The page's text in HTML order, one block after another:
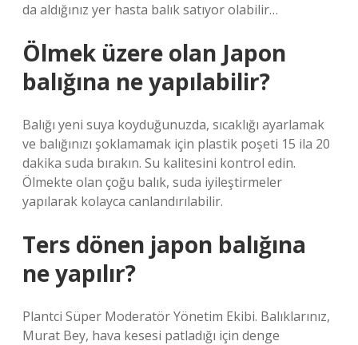
da aldığınız yer hasta balık satıyor olabilir…
Ölmek üzere olan Japon
balığına ne yapılabilir?
Balığı yeni suya koyduğunuzda, sıcaklığı ayarlamak
ve balığınızı şoklamamak için plastik poşeti 15 ila 20
dakika suda bırakın. Su kalitesini kontrol edin.
Ölmekte olan çoğu balık, suda iyileştirmeler
yapılarak kolayca canlandırılabilir.
Ters dönen japon balığına
ne yapılır?
Plantci Süper Moderatör Yönetim Ekibi. Balıklarınız,
Murat Bey, hava kesesi patladığı için denge